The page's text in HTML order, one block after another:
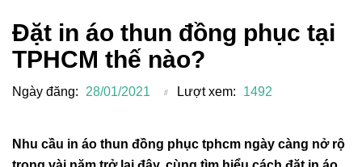
Đặt in áo thun đồng phục tại
TPHCM thế nào?
Ngày đăng: 28/01/2021 Lượt xem: 1492
Nhu cầu in áo thun đồng phục tphcm ngày càng nở rộ